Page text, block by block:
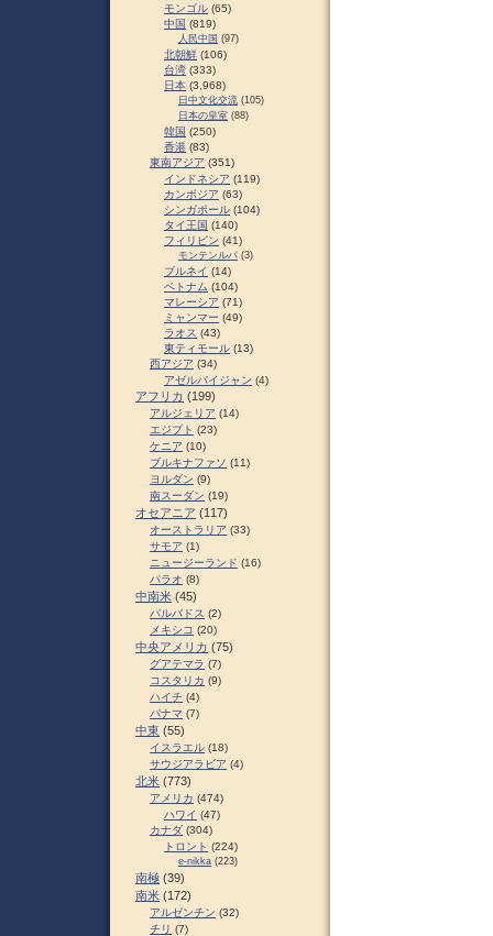
モンゴル (65)
中国 (819)
人民中国 (97)
北朝鮮 (106)
台湾 (333)
日本 (3,968)
日中文化交流 (105)
日本の皇室 (88)
韓国 (250)
香港 (83)
東南アジア (351)
インドネシア (119)
カンボジア (63)
シンガポール (104)
タイ王国 (140)
フィリピン (41)
モンテンルパ (3)
ブルネイ (14)
ベトナム (104)
マレーシア (71)
ミャンマー (49)
ラオス (43)
東ティモール (13)
西アジア (34)
アゼルバイジャン (4)
アフリカ (199)
アルジェリア (14)
エジプト (23)
ケニア (10)
ブルキナファソ (11)
ヨルダン (9)
南スーダン (19)
オセアニア (117)
オーストラリア (33)
サモア (1)
ニュージーランド (16)
パラオ (8)
中南米 (45)
バルバドス (2)
メキシコ (20)
中央アメリカ (75)
グアテマラ (7)
コスタリカ (9)
ハイチ (4)
パナマ (7)
中東 (55)
イスラエル (18)
サウジアラビア (4)
北米 (773)
アメリカ (474)
ハワイ (47)
カナダ (304)
トロント (224)
e-nikka (223)
南極 (39)
南米 (172)
アルゼンチン (32)
チリ (7)